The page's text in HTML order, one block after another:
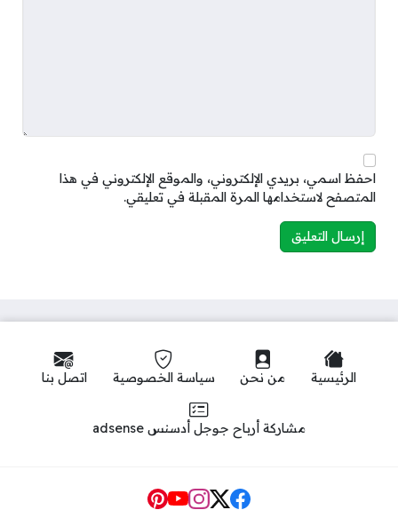
احفظ اسمي، بريدي الإلكتروني، والموقع الإلكتروني في هذا
المتصفح لاستخدامها المرة المقبلة في تعليقي.
الرئيسية من نحن سياسة الخصوصية اتصل بنا
مشاركة أرباح جوجل أدسنس adsense
Social Links